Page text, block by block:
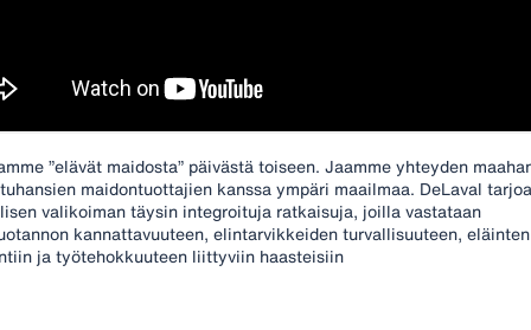
”elävät maidosta” päivästä toiseen. Jaamme yhteyden
maidontuottajien kanssa ympäri maailmaa. DeLaval
valikoiman täysin integroituja ratkaisuja, joilla vastataan
kannattavuuteen, elintarvikkeiden turvallisuuteen, eläinten
ja työtehokkuuteen liittyviin haasteisiin